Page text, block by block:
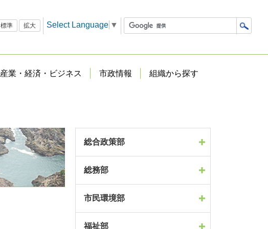
標準 拡大 Select Language ▼
産業・経済・ビジネス 市政情報 組織から探す
総合政策部
総務部
市民環境部
福祉部